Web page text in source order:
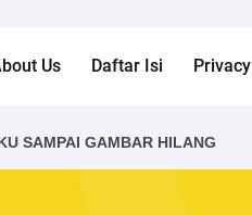
Us Daftar Isi Privacy
SAMPAI GAMBAR HILANG